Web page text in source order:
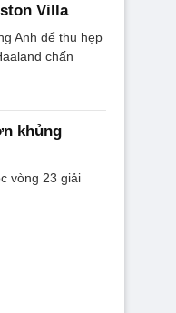
Villa
Anh để thu hẹp
chấn
khủng
vòng 23 giải